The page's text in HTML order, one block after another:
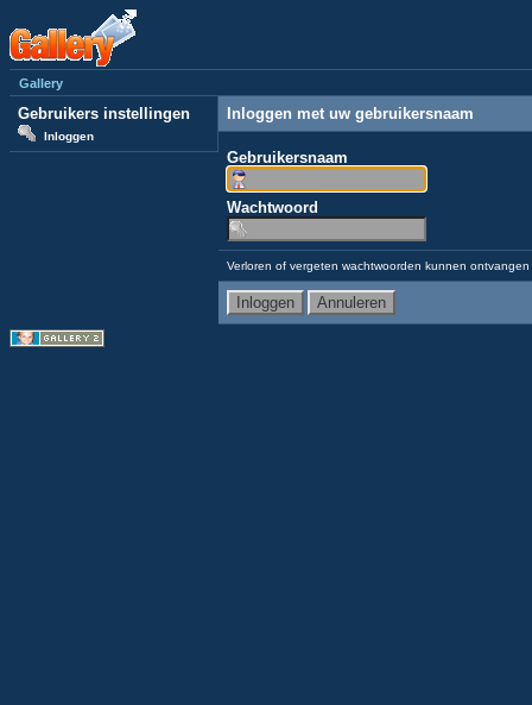
Gallery
Gebruikers instellingen
Inloggen
Inloggen met uw gebruikersnaam
Gebruikersnaam
Wachtwoord
Verloren of vergeten wachtwoorden kunnen